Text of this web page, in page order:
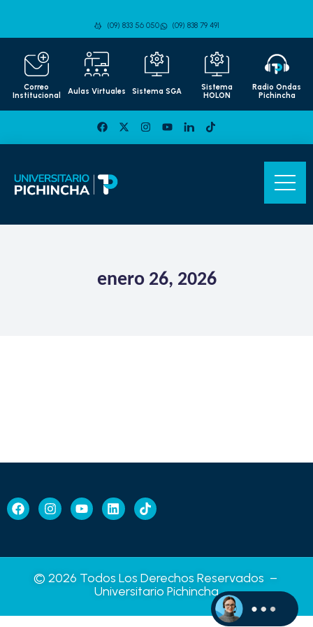
(09) 833 56 050 (09) 838 79 491
Correo
Institucional
Aulas Virtuales Sistema SGA
Sistema
HOLON
Radio Ondas
Pichincha
enero 26, 2026
© 2026 Todos Los Derechos Reservados –
Universitario Pichincha